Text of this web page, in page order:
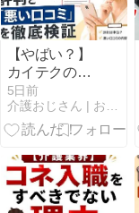
【やばい？】
カイテクの評
判と「悪い口
コミ」を徹底
検証｜SNSで
5日前
介護おじさん | おじさん介護士が介護の悩みを解決